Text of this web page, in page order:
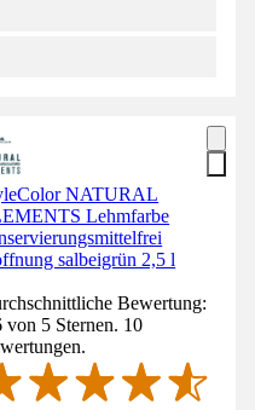
NATURAL
Lehmfarbe
salbeigrün 2,5 l
Bewertung:
von 5 Sternen. 10